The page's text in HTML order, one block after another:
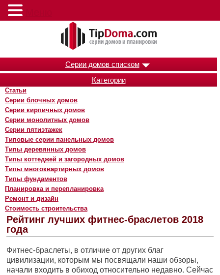
Серии домов списком
Категории
Статьи
Серии блочных домов
Серии кирпичных домов
Серии монолитных домов
Серии пятиэтажек
Типовые серии панельных домов
Типы деревянных домов
Типы коттеджей и загородных домов
Типы многоквартирных домов
Типы фундаментов
Планировка и перепланировка
Ремонт и дизайн
Стоимость строительства
Рейтинг лучших фитнес-браслетов 2018
года
Фитнес-браслеты, в отличие от других благ
цивилизации, которым мы посвящали наши обзоры,
начали входить в обиход относительно недавно. Сейчас